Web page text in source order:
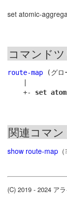
set atomic-
コマンド
route-map (グロ
    +-
set
関連コマン
show route-map
(C) 2019 - 2024 ア